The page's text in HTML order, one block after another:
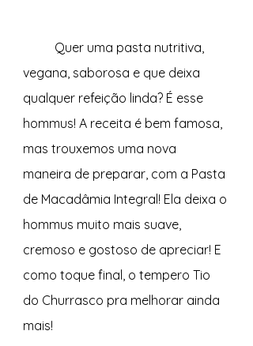
vegana, saborosa e que deixa
qualquer refeição linda? É esse
hommus! A receita é bem famosa,
mas trouxemos uma nova
maneira de preparar, com a Pasta
de Macadâmia Integral! Ela deixa o
hommus muito mais suave,
cremoso e gostoso de apreciar! E
como toque final, o tempero Tio
do Churrasco pra melhorar ainda
mais!